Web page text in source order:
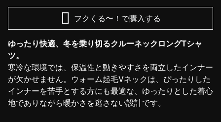
フクくる〜！で購入する
ゆったり快適、冬を乗り切るクルーネックロングTシャ
ツ。
寒冷な環境では、保温性と動きやすさを両立したインナー
が欠かせません。ウォーム起毛Vネックは、ぴったりした
インナーを苦手とする方にも最適な、ゆったりとした着心
地でありながら暖かさを逃さない設計です。